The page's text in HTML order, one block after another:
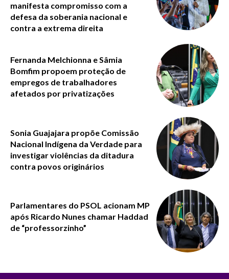
manifesta compromisso com a
defesa da soberania nacional e
contra a extrema direita
Fernanda Melchionna e Sâmia
Bomfim propoem proteção de
empregos de trabalhadores
afetados por privatizações
Sonia Guajajara propõe Comissão
Nacional Indígena da Verdade para
investigar violências da ditadura
contra povos originários
Parlamentares do PSOL acionam MP
após Ricardo Nunes chamar Haddad
de “professorzinho”